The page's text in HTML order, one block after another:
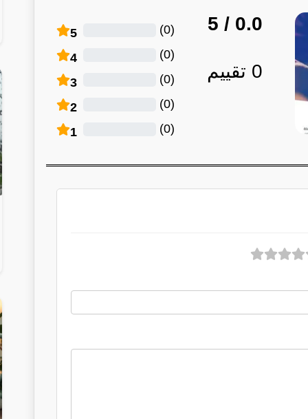
0.0
/ 5
0 تقييم
5 (
0
)
4 (
0
)
3 (
0
)
2 (
0
)
1 (
0
)